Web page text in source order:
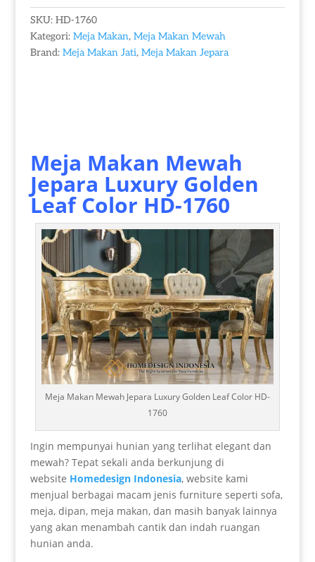
SKU: HD-1760
Kategori: Meja Makan, Meja Makan Mewah
Brand: Meja Makan Jati, Meja Makan Jepara
Meja Makan Mewah
Jepara Luxury Golden
Leaf Color HD-1760
Meja Makan Mewah Jepara Luxury Golden Leaf Color HD-
1760
Ingin mempunyai hunian yang terlihat elegant dan
mewah? Tepat sekali anda berkunjung di
website Homedesign Indonesia, website kami
menjual berbagai macam jenis furniture seperti sofa,
meja, dipan, meja makan, dan masih banyak lainnya
yang akan menambah cantik dan indah ruangan
hunian anda.